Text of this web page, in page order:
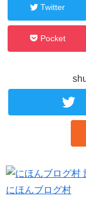
Twitter
Pocket
にほんブログ村